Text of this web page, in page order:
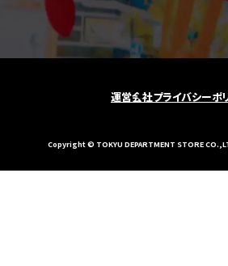
運営会社プライバシーポ
Copyright © TOKYU DEPARTMENT STORE